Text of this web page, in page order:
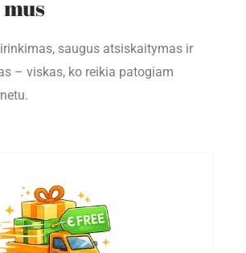
mus
saugus atsiskaitymas ir
– viskas, ko reikia patogiam